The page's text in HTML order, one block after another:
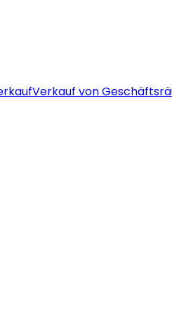
Verkauf von